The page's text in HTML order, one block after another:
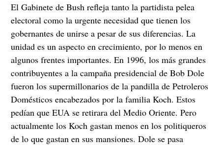
El Gabinete de Bush refleja tanto la partidista pelea
electoral como la urgente necesidad que tienen los
gobernantes de unirse a pesar de sus diferencias. La
unidad es un aspecto en crecimiento, por lo menos en
algunos frentes importantes. En 1996, los más grandes
contribuyentes a la campaña presidencial de Bob Dole
fueron los supermillonarios de la pandilla de Petroleros
Domésticos encabezados por la familia Koch. Estos
pedían que EUA se retirara del Medio Oriente. Pero
actualmente los Koch gastan menos en los politiqueros
de lo que gastan en sus mansiones. Dole se pasa